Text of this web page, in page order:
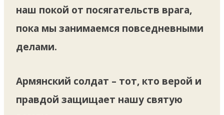
наш покой от посягательств врага,
пока мы занимаемся повседневными
делами.
Армянский солдат – тот, кто верой и
правдой защищает нашу святую